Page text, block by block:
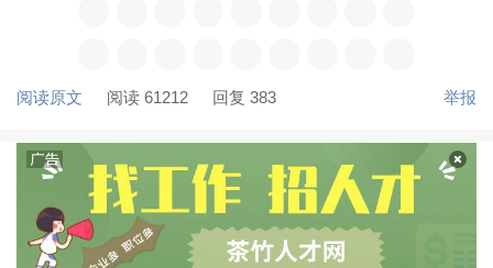
阅读原文 阅读 61212 回复 383 举报